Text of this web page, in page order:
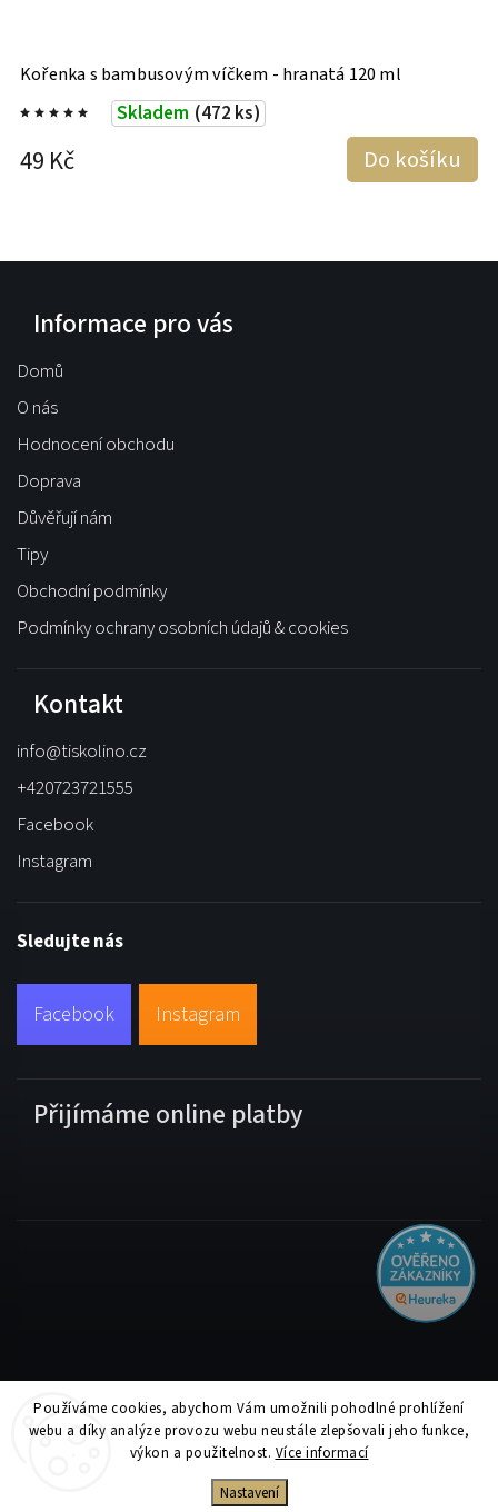
Používáme cookies, abychom Vám umožnili pohodlné prohlížení
webu a díky analýze provozu webu neustále zlepšovali jeho funkce,
výkon a použitelnost. Více informací
Nastavení
Kořenka s bambusovým víčkem - hranatá 120 ml
Skladem (472 ks)
49 Kč Do košíku
Informace pro vás
Domů
O nás
Hodnocení obchodu
Doprava
Důvěřují nám
Tipy
Obchodní podmínky
Podmínky ochrany osobních údajů & cookies
Kontakt
info@tiskolino.cz
+420723721555
Facebook
Instagram
Sledujte nás
Facebook Instagram
Přijímáme online platby
Copyright 2026Tiskolino.cz. Všechna práva vyhrazena.
Upravit nastavení cookies
| DesignShoptak.cz